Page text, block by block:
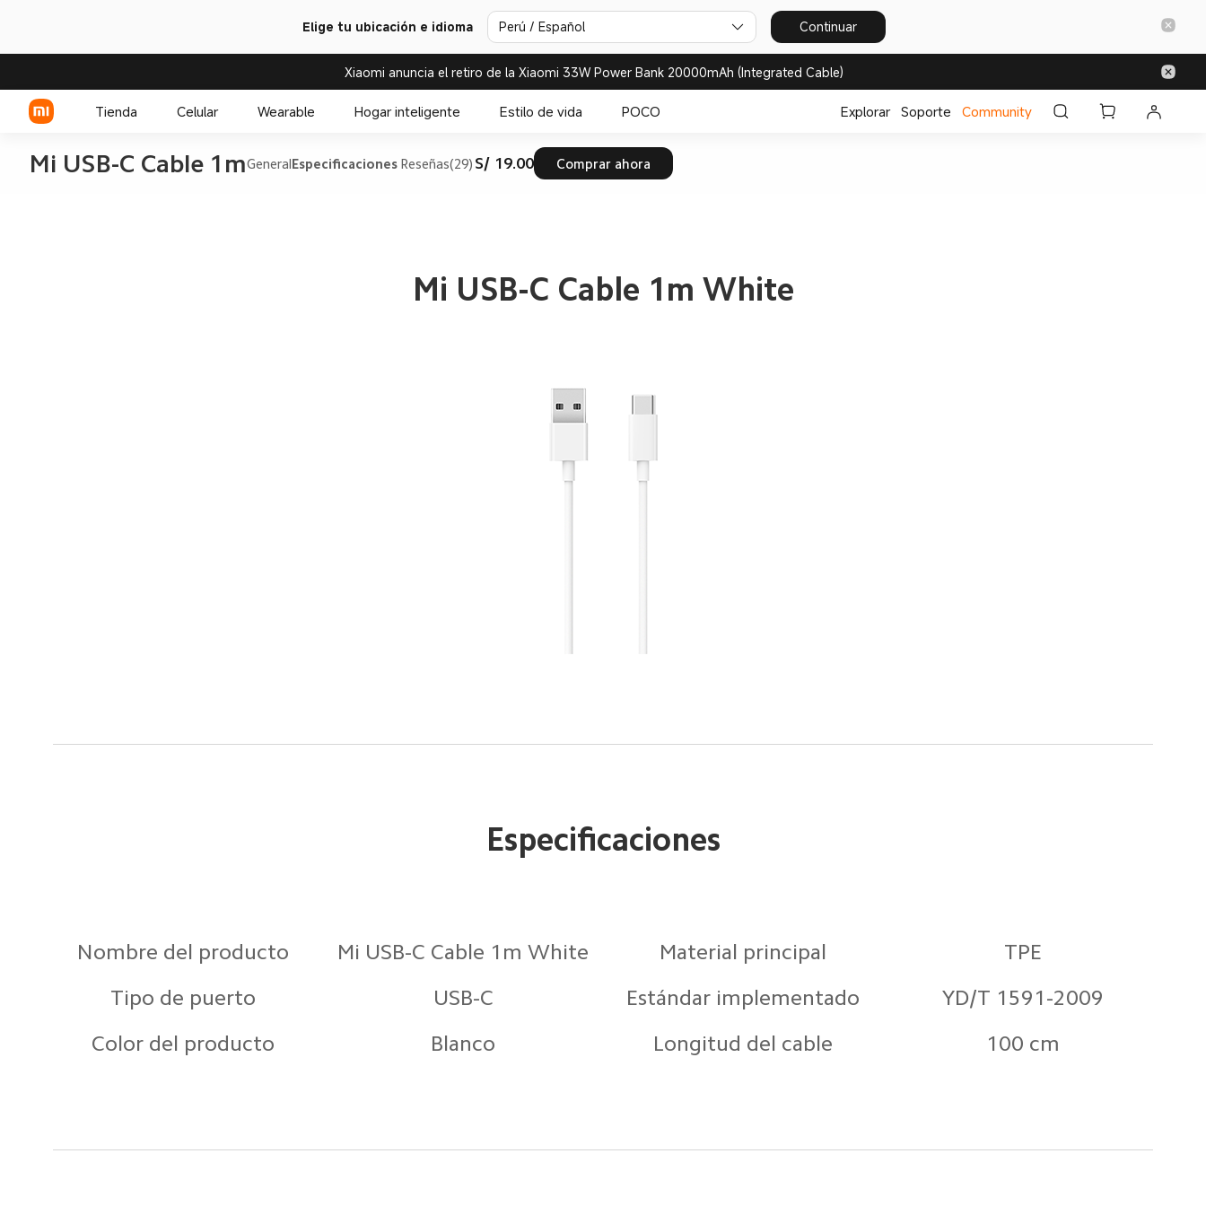
Elige tu ubicación e idioma Perú / Español Continuar
Xiaomi anuncia el retiro de la Xiaomi 33W Power Bank 20000mAh (Integrated Cable)
Tienda Celular Wearable Hogar inteligente Estilo de vida POCO Explorar Soporte Community
Mi USB-C Cable 1mGeneralEspecificaciones Reseñas(29) S/ 19.00 Comprar ahora
Mi USB-C Cable 1m White
Especificaciones
Nombre del producto Mi USB-C Cable 1m White
Tipo de puerto USB-C
Color del producto Blanco
Material principal TPE
Estándar implementado YD/T 1591-2009
Longitud del cable 100 cm